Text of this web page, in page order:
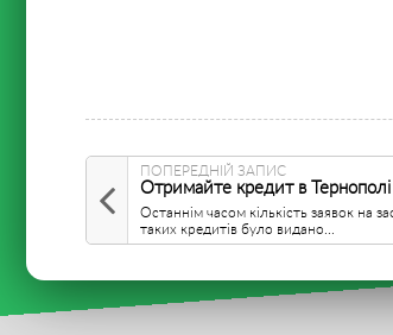
ПОПЕРЕДНІЙ ЗАПИС
Отримайте кредит в Тернополі
Останнім часом кількість заявок на
таких кредитів було видано...